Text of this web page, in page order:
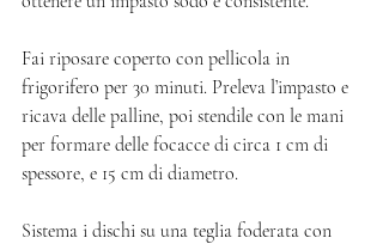
Fai riposare coperto con pellicola in
frigorifero per 30 minuti. Preleva l’impasto e
ricava delle palline, poi stendile con le mani
per formare delle focacce di circa 1 cm di
spessore, e 15 cm di diametro.
Sistema i dischi su una teglia foderata con